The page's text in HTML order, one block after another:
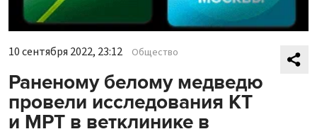
10 сентября 2022, 23:12 Общество
Раненому белому медведю
провели исследования КТ
и МРТ в ветклинике в